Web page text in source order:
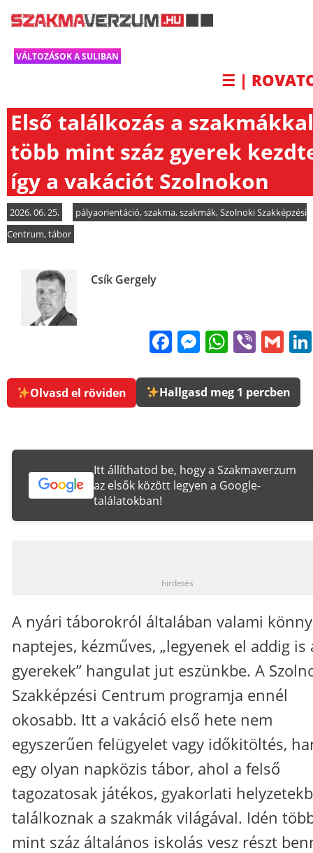
VÁLTOZÁSOK A SULIBAN
☰ |
Első találkozás a
több mint száz gyerek
így a vakációt Szolnokon
2026. 06. 25. pályaorientáció,szakma,szakmák,Szolnoki Szakképzési
Centrum,tábor
Csík Gergely
FacebookViber
Olvasd el röviden Hallgasd meg 1 percben
Itt állíthatod be, hogy a Szakmaverzum
az elsők között legyen a Google-
találatokban!
hirdetés
A nyári táborokról általában valami
naptejes, kézműves, „legyenek el addig is
gyerekek” hangulat jut eszünkbe. A
Szakképzési Centrum programja ennél
okosabb. Itt a vakáció első hete nem
egyszerűen felügyelet vagy időkitöltés,
egy olyan napközis tábor, ahol a felső
tagozatosak játékos, gyakorlati
találkoznak a szakmák világával. Idén
mint száz általános iskolás vesz részt